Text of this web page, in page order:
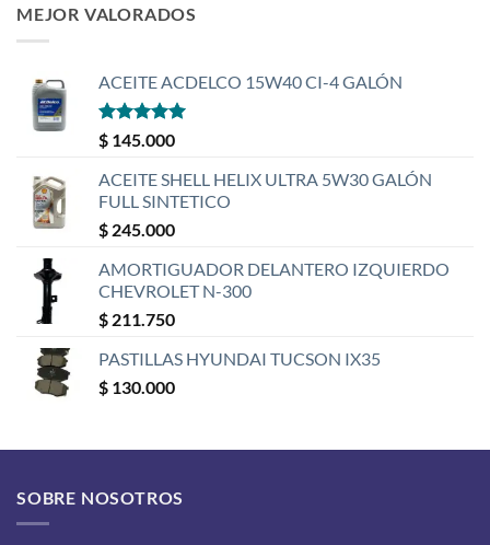
MEJOR VALORADOS
ACEITE ACDELCO 15W40 CI-4 GALÓN
Valorado
con
$ 145.000
ACEITE SHELL HELIX ULTRA 5W30 GALÓN
FULL SINTETICO
$ 245.000
AMORTIGUADOR DELANTERO IZQUIERDO
CHEVROLET N-300
$ 211.750
PASTILLAS HYUNDAI TUCSON IX35
$ 130.000
SOBRE NOSOTROS